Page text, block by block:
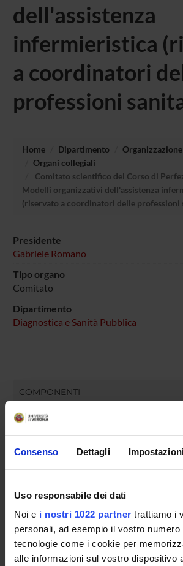
Consenso Dettagli
Uso responsabile dei dati
Noi e i nostri 1022 partner trattiamo i
personali, ad esempio il vostro numero
tecnologie come i cookie per
alle informazioni sul vostro dispositivo
dell'assistenza
infermieristica
a coordinatori
professioni
Home Dipartimento
Organizzazione
Organi collegiali
Comitato scientifico del Corso di
Modelli organizzativi dell'assistenza
(riservato a coordinatori delle professioni
Presidente
Gabriele Romano
Tipo organo
Comitato
Dipartimento
Diagnostica e Sanità Pubblica
COMPONENTI
Paola Chinchiolo
William Mantovani
Gabriele Romano
Luisa Saiani
Stefano Tardivo